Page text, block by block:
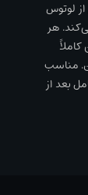
لوتوس
هر
مناسب
بعد از